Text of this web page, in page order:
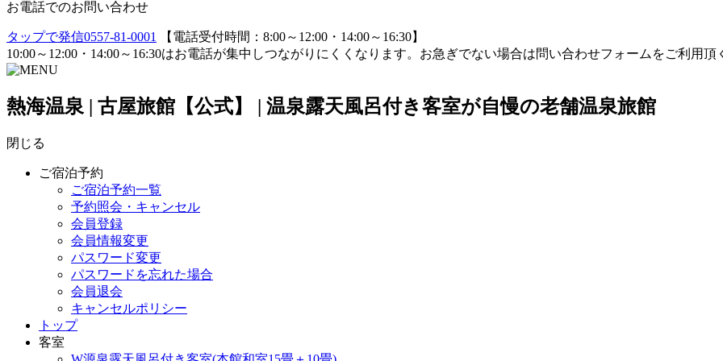
お電話でのお問い合わせ
タップで発信0557-81-0001
【電話受付時間：8:00～12:00・14:00～16:30】
10:00～12:00・14:00～16:30はお電話が集中しつながりにくくなります。お急ぎでない場合は問い合わせフォームをご利用
熱海温泉 | 古屋旅館【公式】 | 温泉露天風呂付き客室が自慢の老舗温泉旅館
閉じる
ご宿泊予約
ご宿泊予約一覧
予約照会・キャンセル
会員登録
会員情報変更
パスワード変更
パスワードを忘れた場合
会員退会
キャンセルポリシー
トップ
客室